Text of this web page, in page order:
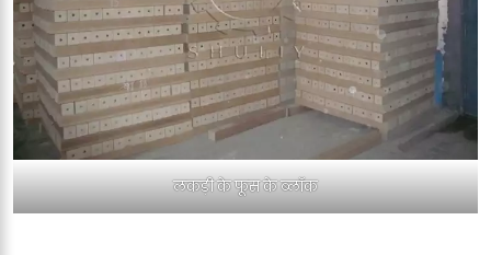
लकड़ी के फूस के ब्लॉक